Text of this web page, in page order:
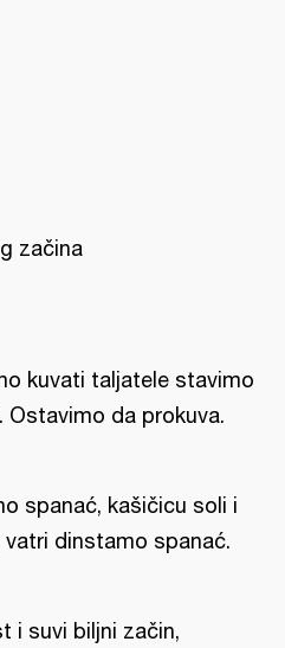
začina
kuvati taljatele stavimo
Ostavimo da prokuva.
spanać, kašičicu soli i
dinstamo spanać.
i suvi biljni začin,